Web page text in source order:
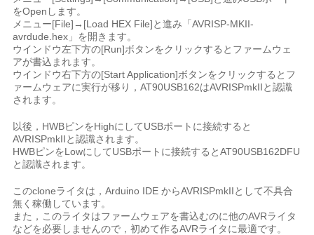
をOpenします。
メニュー[File]→[Load HEX File]と進み「AVRISP-MKII-
avrdude.hex」を開きます。
ウインドウ左下方の[Run]ボタンをクリックするとファームウェ
アが書込まれます。
ウインドウ右下方の[Start Application]ボタンをクリックするとフ
ァームウェアに実行が移り，AT90USB162はAVRISPmkIIと認識
されます。
以後，HWBピンをHighにしてUSBポートに接続すると
AVRISPmkIIと認識されます。
HWBピンをLowにしてUSBポートに接続するとAT90USB162DFU
と認識されます。
このcloneライタは，Arduino IDE からAVRISPmkIIとして不具合
無く稼働しています。
また，このライタはファームウェアを書込むのに他のAVRライタ
などを必要しませんので，初めて作るAVRライタに最適です。